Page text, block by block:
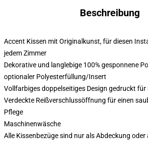
Beschreibung
Accent Kissen mit Originalkunst, für diesen
jedem Zimmer
Dekorative und langlebige 100% gesponnene
optionaler Polyesterfüllung/Insert
Vollfarbiges doppelseitiges Design gedruckt für
Verdeckte Reißverschlussöffnung für einen
Pflege
Maschinenwäsche
Alle Kissenbezüge sind nur als Abdeckung